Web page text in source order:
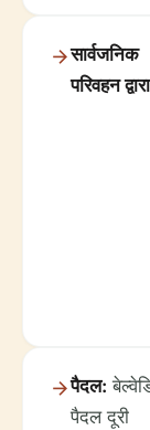
सार्वजनिक
परिवहन
पैदल:
पैदल दूरी